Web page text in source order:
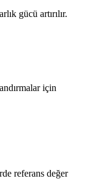
gücü artırılır.
için
referans değer